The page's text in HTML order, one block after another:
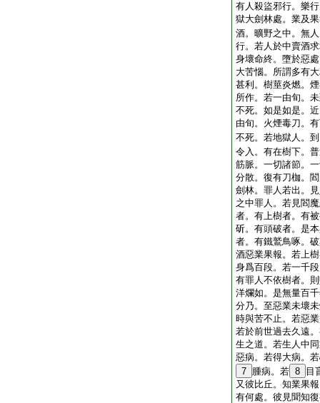
有人殺盜邪行。樂
獄大劍林處。業及
酒。曠野之中。無
行。若人於中賣酒
身壞命終。墮於惡
大苦惱。所謂多有
甚利。樹莖炎燃。
所作。若一由旬。
不死。如是如是。
由旬。火煙毒刀。
不死。若地獄人。
令入。有在樹下。
筋脈。一切諸節。
分散。復有刀枷。
劍林。罪人若出。
之中罪人。若見閻
者。有上樹者。有
斫。有頭破者。是
者。有鐵鷲鳥啄。
酒惡業果報。若上
身爲百段。若一千
有罪人不依樹者。
洋爛如。是無量百
分乃。至惡業未壞
時與苦不止。若惡
若於前世過去久遠
生之道。若生人中
惡病。若得大病。
7 腫病。若 8
目
又彼比丘。知業果
有何處。彼見聞知